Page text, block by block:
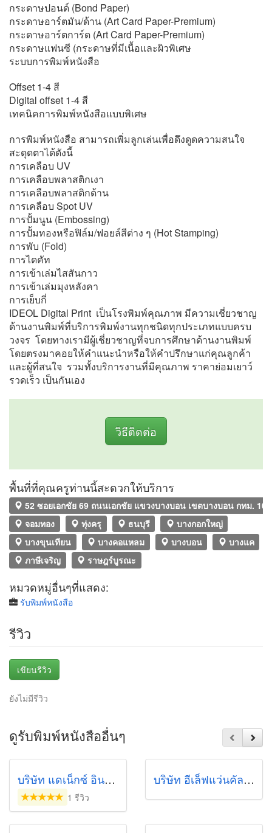
กระดาษปอนด์ (Bond Paper)
กระดาษอาร์ตมัน/ด้าน (Art Card Paper-Premium)
กระดาษอาร์ตการ์ด (Art Card Paper-Premium)
กระดาษแฟนซี (กระดาษที่มีเนื้อและผิวพิเศษ
ระบบการพิมพ์หนังสือ
Offset 1-4 สี
Digital offset 1-4 สี
เทคนิคการพิมพ์หนังสือแบบพิเศษ
การพิมพ์หนังสือ สามารถเพิ่มลูกเล่นเพื่อดึงดูดความสนใจ
สะดุดตาได้ดังนี้
การเคลือบ UV
การเคลือบพลาสติกเงา
การเคลือบพลาสติกด้าน
การเคลือบ Spot UV
การปั้มนูน (Embossing)
การปั้มทองหรือฟิล์ม/ฟอยล์สีต่าง ๆ (Hot Stamping)
การพับ (Fold)
การไดคัท
การเข้าเล่มไสสันกาว
การเข้าเล่มมุงหลังคา
การเย็บกี่
IDEOL Digital Print เป็นโรงพิมพ์คุณภาพ มีความเชี่ยวชาญ
ด้านงานพิมพ์ที่บริการพิมพ์งานทุกชนิดทุกประเภทแบบครบ
วงจร โดยทางเรามีผู้เชี่ยวชาญที่จบการศึกษาด้านงานพิมพ์
โดยตรงมาคอยให้คำแนะนำหรือให้คำปรึกษาแก่คุณลูกค้า
และผู้ที่สนใจ รวมทั้งบริการงานที่มีคุณภาพ ราคาย่อมเยาว์
รวดเร็ว เป็นกันเอง
วิธีติดต่อ
พื้นที่ที่คุณครูท่านนี้สะดวกให้บริการ
52 ซอยเอกชัย 69 ถนนเอกชัย แขวงบางบอน เขตบางบอน กทม.
จอมทอง
ทุ่งครุ ธนบุรี
บางกอกใหญ่
บางขุนเทียน
บางคอแหลม บางบอน
บางแค
ภาษีเจริญ
ราษฎร์บูรณะ
หมวดหมู่อื่นๆที่แสดง:
รับพิมพ์หนังสือ
รีวิว
เขียนรีวิว
ยังไม่มีรีวิว
ดูรับพิมพ์หนังสืออื่นๆ
บริษัท แดเน็กซ์ อินเตอร์คอร์ปอเรชั่น จำกัด
1 รีวิว
บริษัท อีเล็ฟแว่นคัลเลอร์ส จำกัด